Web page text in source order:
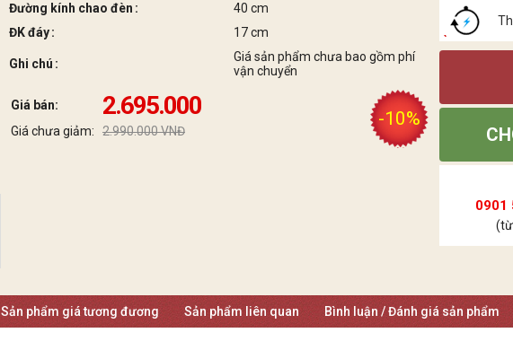
Đường kính chao đèn
40 cm
ĐK đáy
17 cm
Ghi chú
Giá sản phẩm chưa bao gồm phí
vận chuyển
Giá bán: 2.695.000
Giá chưa giảm: 2.990.000 VNĐ
-10%
0901
(từ
Sản phẩm giá tương đương Sản phẩm liên quan Bình luận / Đánh giá sản phẩm